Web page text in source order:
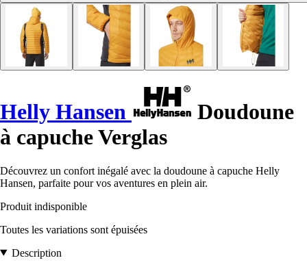
Helly Hansen
Doudoune
à capuche Verglas
Découvrez un confort inégalé avec la doudoune à capuche Helly
Hansen, parfaite pour vos aventures en plein air.
Produit indisponible
Toutes les variations sont épuisées
Description